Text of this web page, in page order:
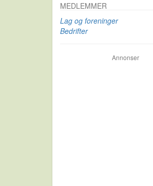
MEDLEMMER
Lag og foreninger
Bedrifter
Annonser